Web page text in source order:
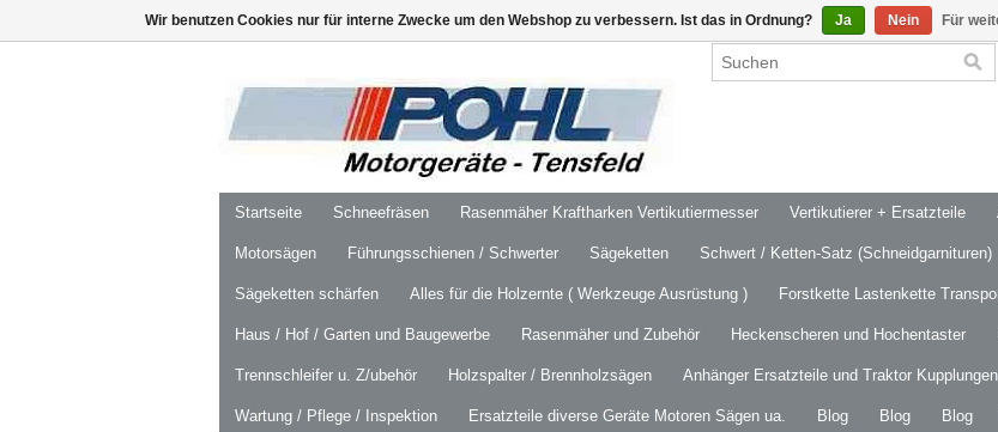
Startseite Schneefräsen Rasenmäher Kraftharken Vertikutiermesser Vertikutierer + Ersatzteile
Motorsägen Führungsschienen / Schwerter Sägeketten Schwert / Ketten-Satz (Schneidgarnituren)
Sägeketten schärfen Alles für die Holzernte ( Werkzeuge Ausrüstung ) Forstkette Lastenkette
Haus / Hof / Garten und Baugewerbe Rasenmäher und Zubehör Heckenscheren und Hochentaster
Trennschleifer u. Z/ubehör Holzspalter / Brennholzsägen Anhänger Ersatzteile und Traktor Kupplungen
Wartung / Pflege / Inspektion Ersatzteile diverse Geräte Motoren Sägen ua. Blog Blog Blog
Wir benutzen Cookies nur für interne Zwecke um den Webshop zu verbessern. Ist das in Ordnung? Ja Nein Für